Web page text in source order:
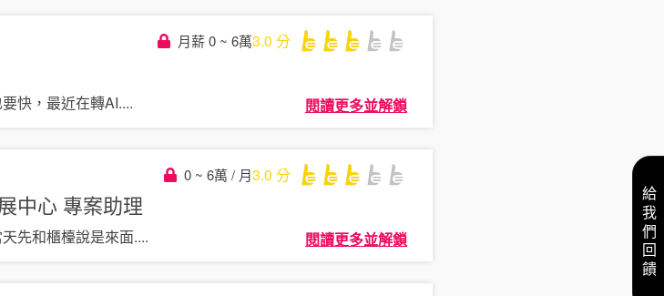
月薪 0 ~ 6萬3.0 分
快，最近在轉AI.... 閱讀更多並解鎖
0 ~ 6萬 / 月3.0 分
中心 專案助理
先和櫃檯說是來面.... 閱讀更多並解鎖 給我們回饋